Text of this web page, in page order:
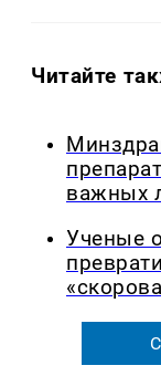
Читайте
важных
Ученые